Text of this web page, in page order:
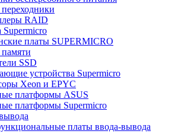
RAID
Supermicro
платы SUPERMICRO
SSD
устройства Supermicro
Xeon и EPYC
платформы ASUS
платформы Supermicro
платы ввода-вывода